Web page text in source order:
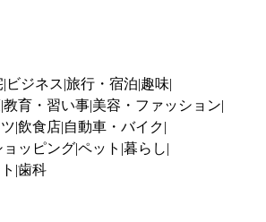
ビジネス 旅行・宿泊 趣味
教育・習い事 美容・ファッション
飲食店 自動車・バイク
ョッピングペット 暮らし
歯科